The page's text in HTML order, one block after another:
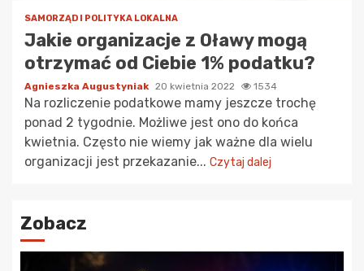
SAMORZĄD I POLITYKA LOKALNA
Jakie organizacje z Oławy mogą
otrzymać od Ciebie 1% podatku?
Agnieszka Augustyniak 20 kwietnia 2022 1534
Na rozliczenie podatkowe mamy jeszcze trochę
ponad 2 tygodnie. Możliwe jest ono do końca
kwietnia. Często nie wiemy jak ważne dla wielu
organizacji jest przekazanie... Czytaj dalej
Zobacz